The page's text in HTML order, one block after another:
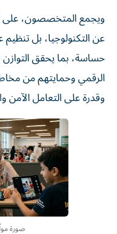
ويجمع المتخصصون، على
عن التكنولوجيا، بل
حساسة، بما يحقق التوازن
الرقمي وحمايتهم من
وقدرة على التعامل الآمن
صورة